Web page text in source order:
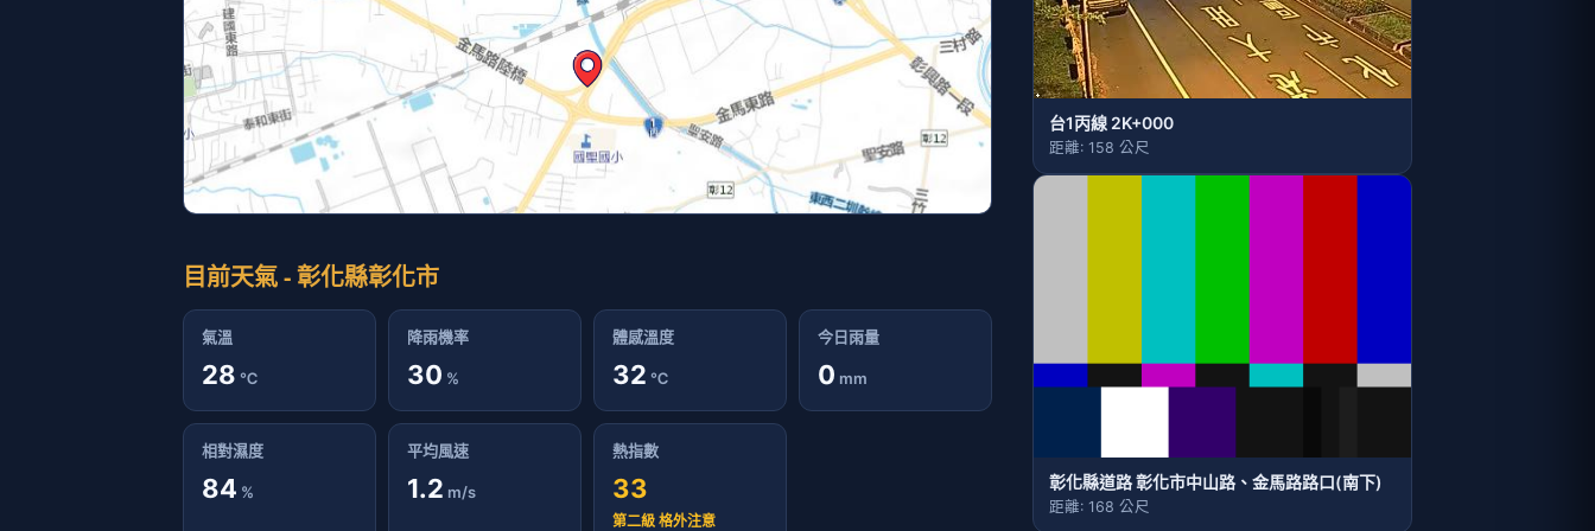
目前天氣 - 彰化縣彰化市
氣溫
28 ℃
降雨機率
30 %
體感溫度
32 ℃
今日雨量
0 mm
相對濕度
84 %
平均風速
1.2 m/s
熱指數
33
第二級 格外注意
台1丙線 2K+000
距離: 158 公尺
彰化縣道路 彰化市中山路、金馬路路口(南下)
距離: 168 公尺